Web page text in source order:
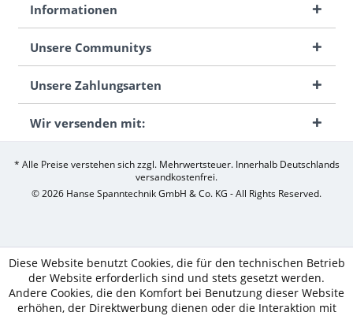
Informationen
Unsere Communitys
Unsere Zahlungsarten
Wir versenden mit:
* Alle Preise verstehen sich zzgl. Mehrwertsteuer. Innerhalb Deutschlands
versandkostenfrei.
© 2026 Hanse Spanntechnik GmbH & Co. KG - All Rights Reserved.
Diese Website benutzt Cookies, die für den technischen Betrieb
der Website erforderlich sind und stets gesetzt werden.
Andere Cookies, die den Komfort bei Benutzung dieser Website
erhöhen, der Direktwerbung dienen oder die Interaktion mit